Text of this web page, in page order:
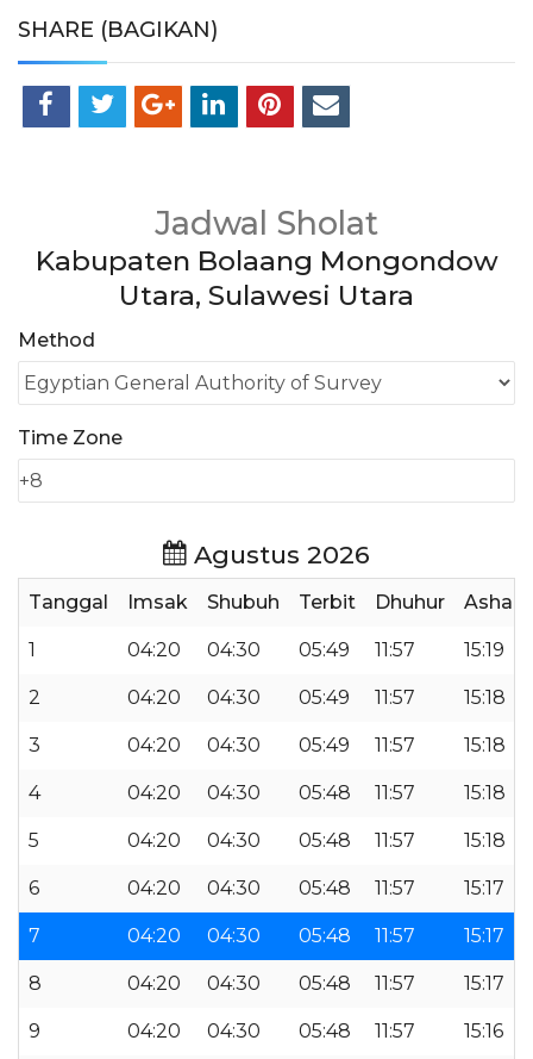
SHARE (BAGIKAN)
Jadwal Sholat
Kabupaten Bolaang Mongondow
Utara, Sulawesi Utara
Method
Time Zone
Agustus 2026
Tanggal Imsak Shubuh Terbit Dhuhur Ashar
1 04:20 04:30 05:49 11:57 15:19
2 04:20 04:30 05:49 11:57 15:18
3 04:20 04:30 05:49 11:57 15:18
4 04:20 04:30 05:48 11:57 15:18
5 04:20 04:30 05:48 11:57 15:18
6 04:20 04:30 05:48 11:57 15:17
7 04:20 04:30 05:48 11:57 15:17
8 04:20 04:30 05:48 11:57 15:17
9 04:20 04:30 05:48 11:57 15:16